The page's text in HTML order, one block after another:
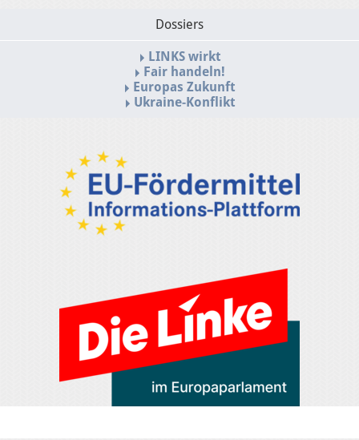
Dossiers
LINKS wirkt
Fair handeln!
Europas Zukunft
Ukraine-Konflikt